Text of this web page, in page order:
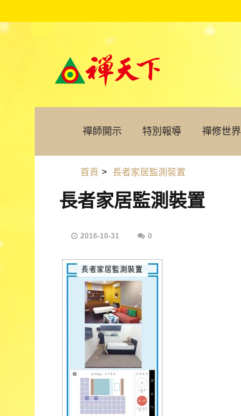
禪師開示 特別報導 禪修世界
首頁 > 長者家居監測裝置
長者家居監測裝置
2016-10-31 0